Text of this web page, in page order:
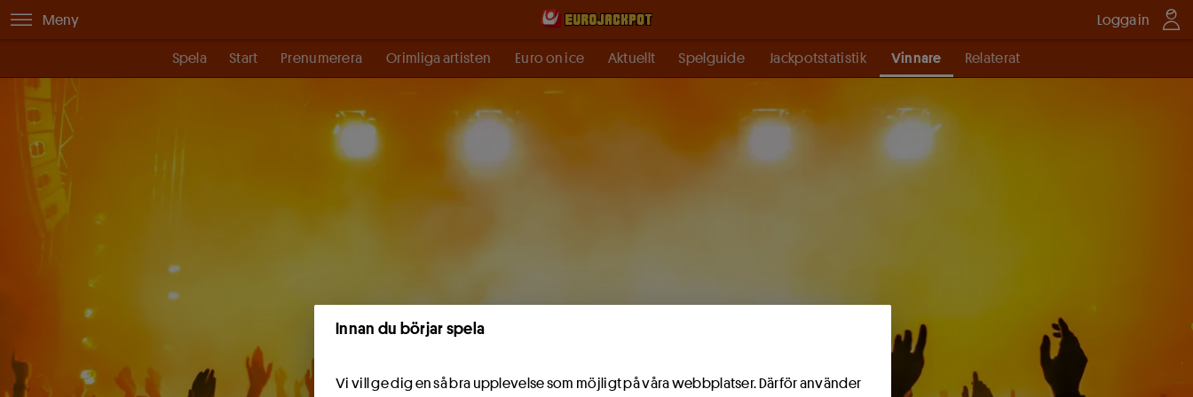
Meny Logga in
Spela Start Prenumerera Orimliga artisten Euro on ice Aktuellt Spelguide Jackpotstatistik Vinnare Relaterat
Innan du börjar spela
Vi vill ge dig en så bra upplevelse som möjligt på våra webbplatser. Därför använder